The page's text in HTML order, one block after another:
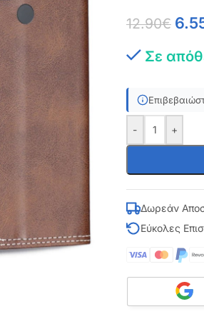
12.90€
Σε
- +
Δωρεάν
Εύκολες